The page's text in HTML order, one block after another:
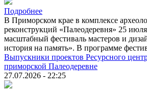
Подробнее
В Приморском крае в комплексе
реконструкций «Палеодеревня» 25 июля
масштабный фестиваль мастеров и
история на память». В программе
Выпускники проектов Ресурсного
приморской Палеодеревне
27.07.2026 - 22:25